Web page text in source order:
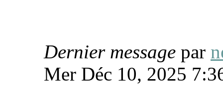
Dernier message par
Mer Déc 10, 2025